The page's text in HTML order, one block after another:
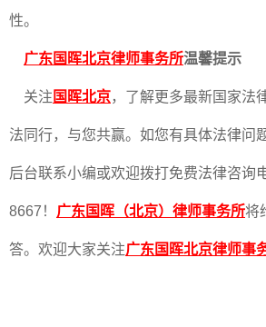
性。
广东国晖北京律师事务所温馨提示
关注 国晖北京，了解更多最新国家法
法同行，与您共赢。如您有具体法律问
后台联系小编或欢迎拨打免费法律咨询
8667！ 广东国晖（北京）律师事务所将
答。欢迎大家关注广东国晖北京律师事